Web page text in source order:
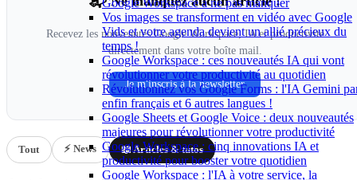
Google Workspace à ne pas manquer
Vos images se transforment en vidéo avec Google
Vids et votre agenda devient un allié précieux du
temps !
Google Workspace : ces nouveautés IA qui vont
révolutionner votre productivité au quotidien
Révolutionnez vos Google Forms : l'IA Gemini
enfin français et 6 autres langues !
Google Sheets et Google Voice : deux nouveautés
majeures pour révolutionner votre productivité
Google Workspace : cinq innovations IA et
productivité pour booster votre quotidien
Google Workspace : l'IA à votre service, la
Recevez les nouveautés Google Workspace, IA et productivité
directement dans votre boîte mail.
Je m'inscris à la newsletter
Tout ⚡ News 📖 Articles & tutos